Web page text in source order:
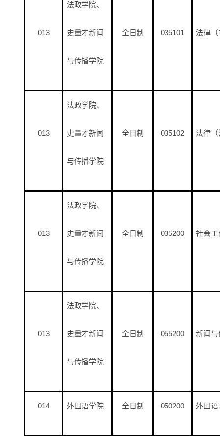
013
法政学院、
史量才新闻
与传播学院
全日制 035101 法律（
013
法政学院、
史量才新闻
与传播学院
全日制 035102 法律（
013
法政学院、
史量才新闻
与传播学院
全日制 035200 社会工
013
法政学院、
史量才新闻
与传播学院
全日制 055200 新闻与
014 外国语学院 全日制 050200 外国语